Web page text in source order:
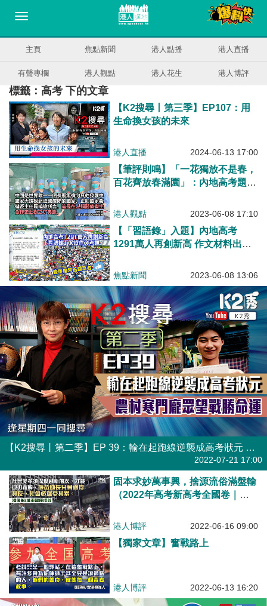
主頁 焦點新聞 港人點播 港人直播
有聲專欄 港人觀點 港人花生 港人博評
標籤：高考 下的文章
【K2搜尋丨第三季】EP107：用
生命換女孩的未來
港人直播 2024-06-13 17:00
【筆評則鳴】「一花獨放不是春，
百花齊放春滿園」：內地高考題目
港人觀點 2023-06-08 17:10
【「習語錄」入題】內地高考
1291萬人再創新高 作文材料出自
焦點新聞 2023-06-08 13:06
【K2搜尋丨第二季】EP 39：輸在起跑線逆襲成高考狀元 農村寒門龐眾望戰勝命運
2022-07-21 17:00
固本求妙萬事興，捨源流俗滿盤輸
（2022年高考新高考全國卷｜中
港人博評 2022-06-16 09:00
【獨家文章】奮戰路上
港人博評 2022-06-13 16:20